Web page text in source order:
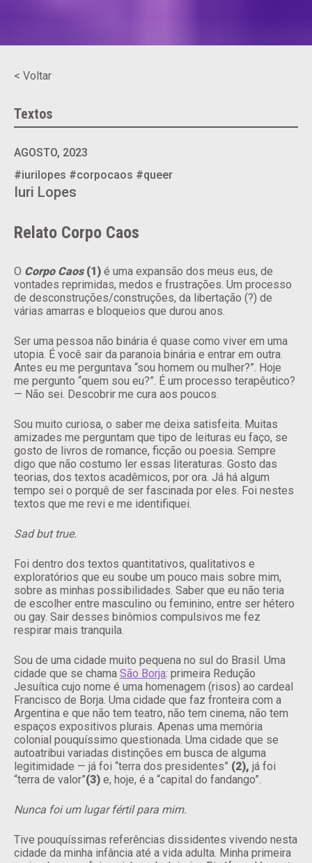
< Voltar
Textos
AGOSTO, 2023
#iurilopes #corpocaos #queer
Iuri Lopes
Relato Corpo Caos
O Corpo Caos(1) é uma expansão dos meus eus, de
vontades reprimidas, medos e frustrações. Um processo
de desconstruções/construções, da libertação (?) de
várias amarras e bloqueios que durou anos.
Ser uma pessoa não binária é quase como viver em uma
utopia. É você sair da paranoia binária e entrar em outra.
Antes eu me perguntava “sou homem ou mulher?”. Hoje
me pergunto “quem sou eu?”. É um processo terapêutico?
— Não sei. Descobrir me cura aos poucos.
Sou muito curiosa, o saber me deixa satisfeita. Muitas
amizades me perguntam que tipo de leituras eu faço, se
gosto de livros de romance, ficção ou poesia. Sempre
digo que não costumo ler essas literaturas. Gosto das
teorias, dos textos acadêmicos, por ora. Já há algum
tempo sei o porquê de ser fascinada por eles. Foi nestes
textos que me revi e me identifiquei.
Sad but true.
Foi dentro dos textos quantitativos, qualitativos e
exploratórios que eu soube um pouco mais sobre mim,
sobre as minhas possibilidades. Saber que eu não teria
de escolher entre masculino ou feminino, entre ser hétero
ou gay. Sair desses binômios compulsivos me fez
respirar mais tranquila.
Sou de uma cidade muito pequena no sul do Brasil. Uma
cidade que se chama São Borja: primeira Redução
Jesuítica cujo nome é uma homenagem (risos) ao cardeal
Francisco de Borja. Uma cidade que faz fronteira com a
Argentina e que não tem teatro, não tem cinema, não tem
espaços expositivos plurais. Apenas uma memória
colonial pouquíssimo questionada. Uma cidade que se
autoatribui variadas distinções em busca de alguma
legitimidade — já foi “terra dos presidentes” (2), já foi
“terra de valor”(3) e, hoje, é a “capital do fandango”.
Nunca foi um lugar fértil para mim.
Tive pouquíssimas referências dissidentes vivendo nesta
cidade da minha infância até a vida adulta. Minha primeira